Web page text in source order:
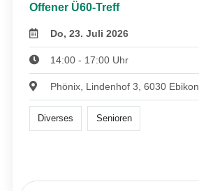
Offener Ü60-Treff
Do, 23. Juli 2026
14:00 - 17:00 Uhr
Phönix, Lindenhof 3, 6030 Ebikon
Diverses Senioren